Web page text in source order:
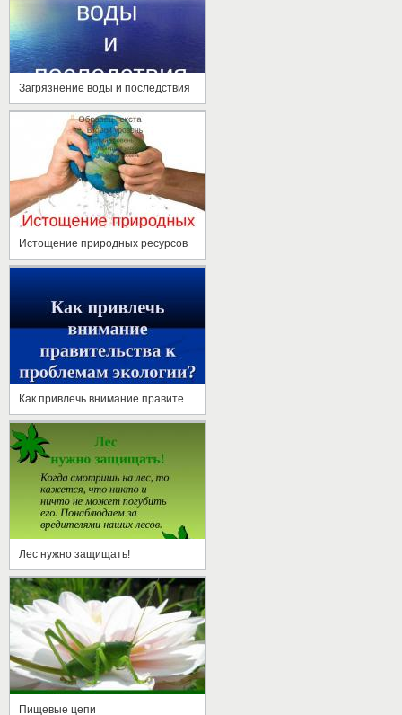
Загрязнение воды и последствия
Истощение природных ресурсов
Лес нужно защищать!
Пищевые цепи